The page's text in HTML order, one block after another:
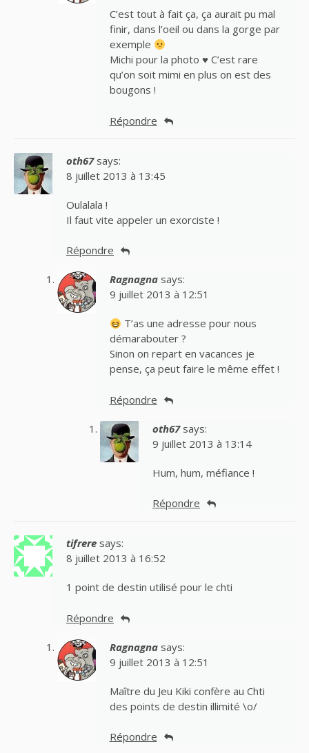
C’est tout à fait ça, ça aurait pu mal
finir, dans l’oeil ou dans la gorge par
exemple
Michi pour la photo ♥ C’est rare
qu’on soit mimi en plus on est des
bougons !
Répondre
oth67 says:
8 juillet 2013 à 13:45
Oulalala !
Il faut vite appeler un exorciste !
Répondre
Ragnagna says:
9 juillet 2013 à 12:51
T’as une adresse pour nous
démarabouter ?
Sinon on repart en vacances je
pense, ça peut faire le même effet !
Répondre
oth67 says:
9 juillet 2013 à 13:14
Hum, hum, méfiance !
Répondre
tifrere says:
8 juillet 2013 à 16:52
1 point de destin utilisé pour le chti
Répondre
Ragnagna says:
9 juillet 2013 à 12:51
Maître du Jeu Kiki confère au Chti
des points de destin illimité \o/
Répondre